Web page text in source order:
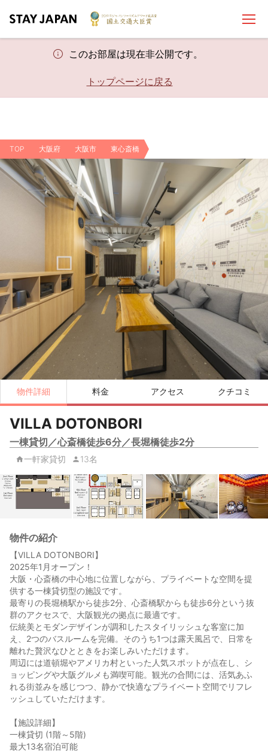
このお部屋は現在非公開です。
トップページに戻る
TOP 大阪府 大阪市 東心斎橋
物件詳細 料金 アクセス クチコミ
VILLA DOTONBORI
一棟貸切／心斎橋徒歩6分／長堀橋徒歩2分
一軒家貸切 13名
物件の紹介
【VILLA DOTONBORI】
2025年1月オープン！
大阪・心斎橋の中心地に位置しながら、プライベートな空間を提
供する一棟貸切型の施設です。
最寄りの長堀橋駅から徒歩2分、心斎橋駅からも徒歩6分という抜
群のアクセスで、大阪観光の拠点に最適です。
伝統美とモダンデザインが調和したスタイリッシュな客室に加
え、2つのバスルームを完備。そのうち1つは露天風呂で、日常を
離れた贅沢なひとときをお楽しみいただけます。
周辺には道頓堀やアメリカ村といった人気スポットが点在し、シ
ョッピングや大阪グルメも満喫可能。観光の合間には、活気あふ
れる街並みを感じつつ、静かで快適なプライベート空間でリフレ
ッシュしていただけます。
【施設詳細】
一棟貸切 (1階～5階)
最大13名宿泊可能